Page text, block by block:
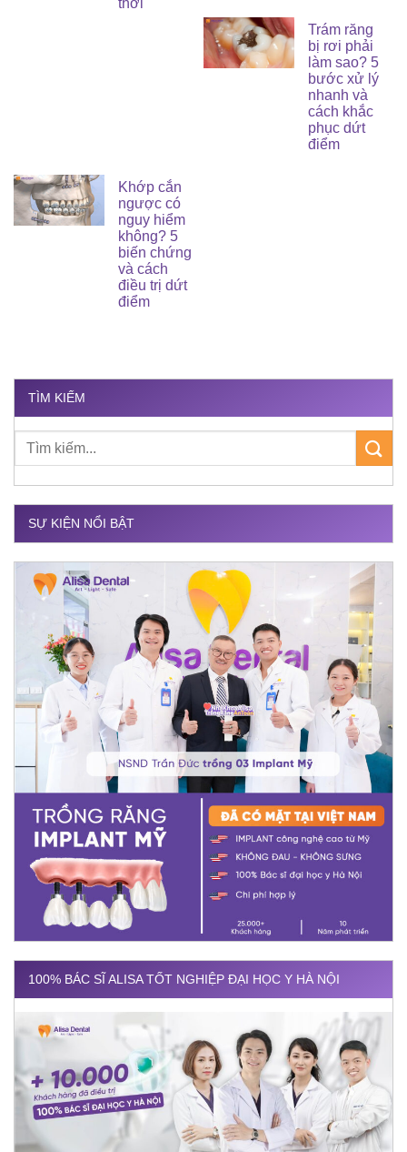
thời
Trám răng
bị rơi phải
làm sao? 5
bước xử lý
nhanh và
cách khắc
phục dứt
điểm
Khớp cắn
ngược có
nguy hiểm
không? 5
biến chứng
và cách
điều trị dứt
điểm
TÌM KIẾM
SỰ KIỆN NỔI BẬT
100% BÁC SĨ ALISA TỐT NGHIỆP ĐẠI HỌC Y HÀ NỘI